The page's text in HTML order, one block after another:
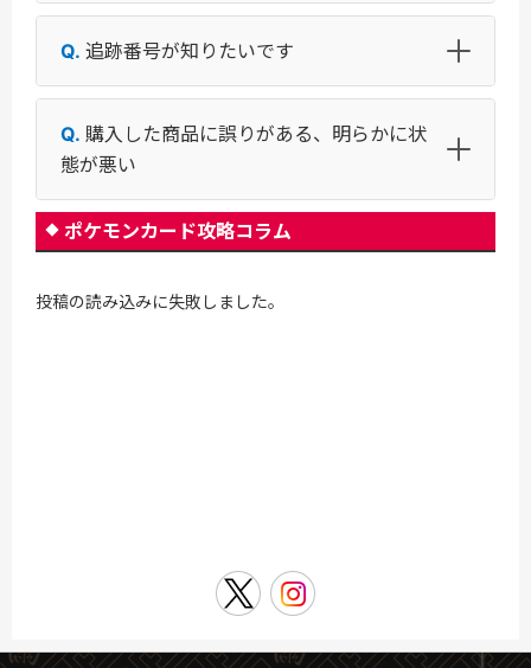
追跡番号が知りたいです
購入した商品に誤りがある、明らかに状
態が悪い
ポケモンカード攻略コラム
投稿の読み込みに失敗しました。